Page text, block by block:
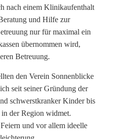
nach einem Klinikaufenthalt
und Hilfe zur
nur für maximal ein
übernommen wird,
Betreuung.
den Verein Sonnenblicke
seit seiner Gründung der
schwerstkranker Kinder bis
der Region widmet.
und vor allem ideelle